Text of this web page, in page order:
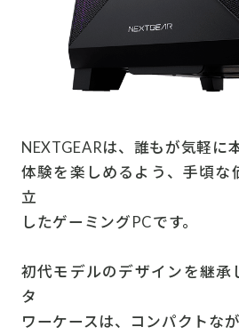
NEXTGEARは、誰もが気軽に
体験を楽しめるよう、手頃な
立
したゲーミングPCです。
初代モデルのデザインを継承
タ
ワーケースは、コンパクトな